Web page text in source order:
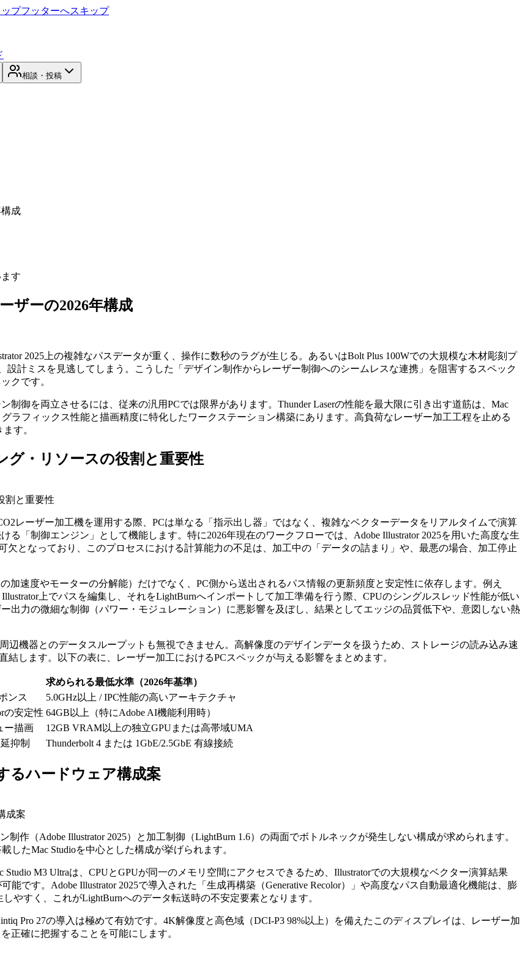
プフッターへスキップ
相談・投稿
構成
す
ザーの2026年構成
2025上の複雑なパスデータが重く、操作に数秒のラグが生じる。あるいはBolt Plus 100Wでの大規模な木材彫刻プ
設計ミスを見逃してしまう。こうした「デザイン制作からレーザー制御へのシームレスな連携」を阻害するスペック
クです。
制御を両立させるには、従来の汎用PCでは限界があります。Thunder Laserの性能を最大限に引き出す道筋は、Mac
グラフィックス性能と描画精度に特化したワークステーション構築にあります。高負荷なレーザー加工工程を止める
す。
グ・リソースの役割と重要性
割と重要性
レーザー加工機を運用する際、PCは単なる「指示出し器」ではなく、複雑なベクターデータをリアルタイムで演算
「制御エンジン」として機能します。特に2026年現在のワークフローでは、Adobe Illustrator 2025を用いた高度な生
欠となっており、このプロセスにおける計算能力の不足は、加工中の「データの詰まり」や、最悪の場合、加工停止
加速度やモーターの分解能）だけでなく、PC側から送出されるパス情報の更新頻度と安定性に依存します。例え
上でパスを編集し、それをLightBurnへインポートして加工準備を行う際、CPUのシングルスレッド性能が低い
出力の微細な制御（パワー・モジュレーション）に悪影響を及ぼし、結果としてエッジの品質低下や、意図しない熱
辺機器とのデータスループットも無視できません。高解像度のデザインデータを扱うため、ストレージの読み込み速
結します。以下の表に、レーザー加工におけるPCスペックが与える影響をまとめます。
求められる最低水準（2026年基準）
ンス
5.0GHz以上 / IPC性能の高いアーキテクチャ
の安定性 64GB以上（特にAdobe AI機能利用時）
ー描画
12GB VRAM以上の独立GPUまたは高帯域UMA
抑制 Thunderbolt 4 または 1GbE/2.5GbE 有線接続
るハードウェア構成案
成案
制作（Adobe Illustrator 2025）と加工制御（LightBurn 1.6）の両面でボトルネックが発生しない構成が求められます。
したMac Studioを中心とした構成が挙げられます。
M3 Ultraは、CPUとGPUが同一のメモリ空間にアクセスできるため、Illustratorでの大規模なベクター演算結果
です。Adobe Illustrator 2025で導入された「生成再構築（Generative Recolor）」や高度なパス自動最適化機能は、膨
やすく、これがLightBurnへのデータ転送時の不安定要素となります。
Pro 27の導入は極めて有効です。4K解像度と高色域（DCI-P3 98%以上）を備えたこのディスプレイは、レーザー加
正確に把握することを可能にします。